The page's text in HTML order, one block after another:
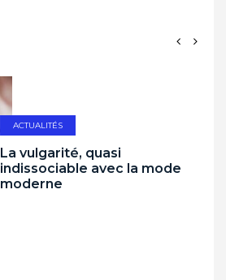
ACTUALITÉS
La vulgarité, quasi
indissociable avec la mode
moderne